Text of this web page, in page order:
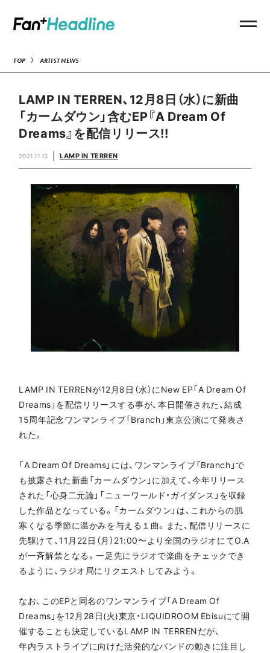
TOP ARTIST NEWS
LAMP IN TERREN、12月8日（水）に新曲
「カームダウン」含むEP『A Dream Of
Dreams』を配信リリース!!
2021.11.13 LAMP IN TERREN
LAMP IN TERRENが12月8日（水）にNew EP「A Dream Of
Dreams」を配信リリースする事が、本日開催された、結成
15周年記念ワンマンライブ「Branch」東京公演にて発表さ
れた。
「A Dream Of Dreams」には、ワンマンライブ「Branch」で
も披露された新曲「カームダウン」に加えて、今年リリース
された「心身二元論」「ニューワールド・ガイダンス」を収録
した作品となっている。「カームダウン」は、これからの肌
寒くなる季節に温かみを与える１曲。また、配信リリースに
先駆けて、11月22日（月）21:00〜より全国のラジオにてO.A
が一斉解禁となる。一足先にラジオで楽曲をチェックでき
るように、ラジオ局にリクエストしてみよう。
なお、このEPと同名のワンマンライブ「A Dream Of
Dreams」を12月28日(火)東京・LIQUIDROOM Ebisuにて開
催することも決定しているLAMP IN TERRENだが、
年内ラストライブに向けた活発的なバンドの動きに注目し